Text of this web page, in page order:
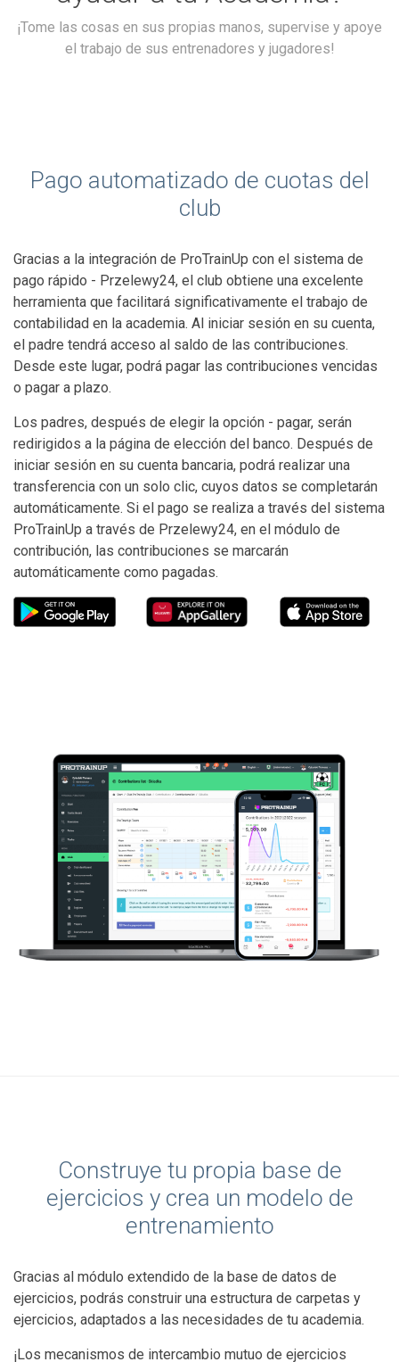
¡Tome las cosas en sus propias manos, supervise y apoye
el trabajo de sus entrenadores y jugadores!
Pago automatizado de cuotas del
club
Gracias a la integración de ProTrainUp con el sistema de
pago rápido - Przelewy24, el club obtiene una excelente
herramienta que facilitará significativamente el trabajo de
contabilidad en la academia. Al iniciar sesión en su cuenta,
el padre tendrá acceso al saldo de las contribuciones.
Desde este lugar, podrá pagar las contribuciones vencidas
o pagar a plazo.
Los padres, después de elegir la opción - pagar, serán
redirigidos a la página de elección del banco. Después de
iniciar sesión en su cuenta bancaria, podrá realizar una
transferencia con un solo clic, cuyos datos se completarán
automáticamente. Si el pago se realiza a través del sistema
ProTrainUp a través de Przelewy24, en el módulo de
contribución, las contribuciones se marcarán
automáticamente como pagadas.
Construye tu propia base de
ejercicios y crea un modelo de
entrenamiento
Gracias al módulo extendido de la base de datos de
ejercicios, podrás construir una estructura de carpetas y
ejercicios, adaptados a las necesidades de tu academia.
¡Los mecanismos de intercambio mutuo de ejercicios